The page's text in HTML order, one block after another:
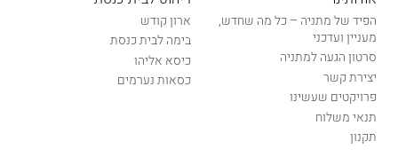
הפיד של מתניה – כל מה שחדש,
מעניין ועדכני
סרטון הגעה למתניה
יצירת קשר
פרויקטים שעשינו
תנאי משלוח
תקנון
ארון קודש
בימה לבית כנסת
כיסא אליהו
כסאות נערמים